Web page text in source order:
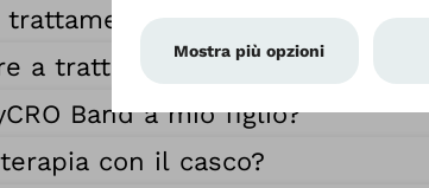
per la sindrome
a trattare la plagiocefalia
Band a mio figlio?
con il casco?